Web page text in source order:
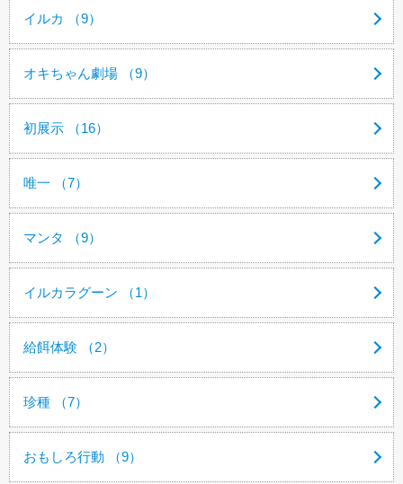
イルカ （9）
オキちゃん劇場 （9）
初展示 （16）
唯一 （7）
マンタ （9）
イルカラグーン （1）
給餌体験 （2）
珍種 （7）
おもしろ行動 （9）